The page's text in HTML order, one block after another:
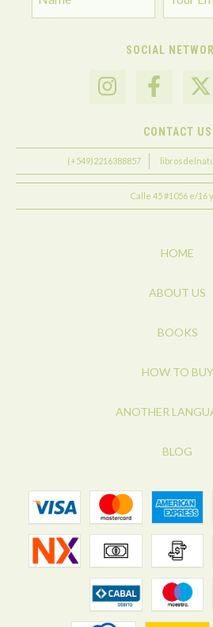
SOCIAL
CONTACT US
(+549)2216388857
Calle 45 #1056 e/16
HOME
ABOUT US
BOOKS
HOW TO BUY
ANOTHER
BLOG